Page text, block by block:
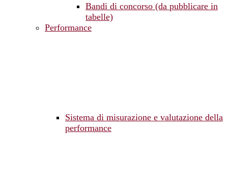
Bandi di concorso (da pubblicare in
tabelle)
Performance
Sistema di misurazione e valutazione della
performance